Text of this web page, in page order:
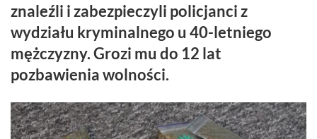
znaleźli i zabezpieczyli policjanci z
wydziału kryminalnego u 40-letniego
mężczyzny. Grozi mu do 12 lat
pozbawienia wolności.